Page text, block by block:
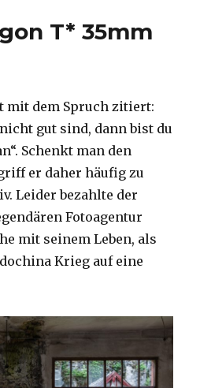
1,4/50mmT* 35mm
mit dem Spruch zitiert:
gut sind, dann bist du
Schenkt man den
er daher häufig zu
Leider bezahlte der
Fotoagentur
mit seinem Leben, als
Krieg auf eine